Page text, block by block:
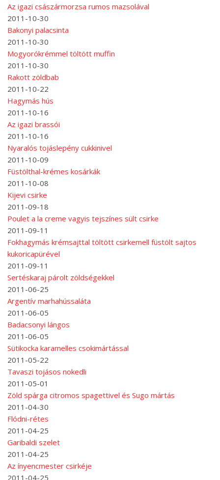
Az igazi császármorzsa rumos mazsolával
2011-10-30
Bakonyi palacsinta
2011-10-30
Mogyorókrémmel töltött muffin
2011-10-30
Rakott zöldbab
2011-10-22
Hagymás hús
2011-10-16
Az igazi brassói
2011-10-16
Nyaralós tojáslepény cukkinivel
2011-10-09
Füstölthal-krémes kosárkák
2011-10-08
Kijevi csirke
2011-09-18
Poulet a la creme vagyis tejszínes sült csirke
2011-09-11
Fokhagymás krémsajttal töltött csirkemell füstölt sajtos
kukoricapürével
2011-09-11
Sertéskaraj párolt zöldségekkel
2011-06-25
Argentív marhahússaláta
2011-06-05
Badacsonyi lángos
2011-06-05
Sütikocka karamelles csokimártással
2011-05-22
Tavaszi tojásos nokedli
2011-05-01
Zöld spárga citromos spagettivel és Sugo mártás
2011-04-30
Flódni-rétes
2011-04-25
Garibaldi szelet
2011-04-25
Az ínyencmester csirkéje
2011-04-25